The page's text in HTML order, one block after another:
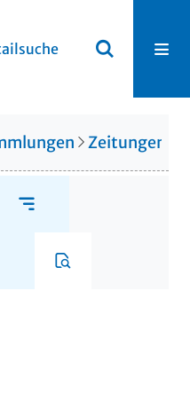
Zeitungen